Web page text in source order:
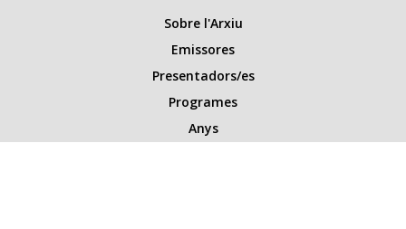
Sobre l'Arxiu
Emissores
Presentadors/es
Programes
Anys